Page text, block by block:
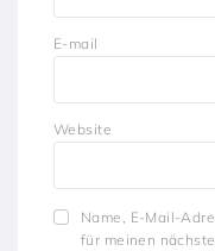
E-mail
Website
Name, E-Mail-
für meinen